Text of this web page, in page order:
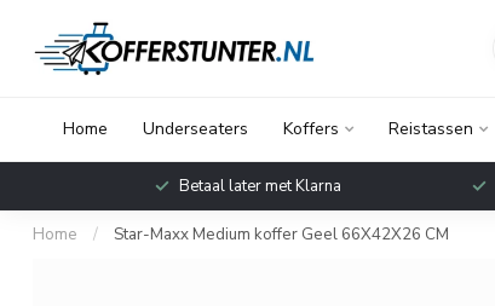
Home Underseaters Koffers Reistassen
Betaal later met Klarna
Home / Star-Maxx Medium koffer Geel 66X42X26 CM